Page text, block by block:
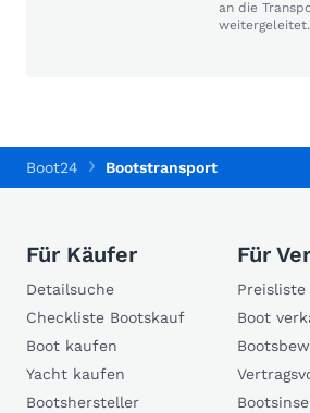
an die
weitergeleitet.
Boot24 Bootstransport
Für Käufer
Detailsuche
Checkliste Bootskauf
Boot kaufen
Yacht kaufen
Bootshersteller
Für
Preisliste
Boot